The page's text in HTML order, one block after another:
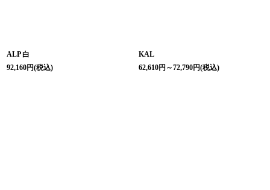
ALP 白
92,160円(税込)
KAL
62,610円 ～72,790円(税込)